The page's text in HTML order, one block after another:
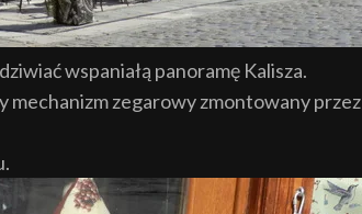
wspaniałą panoramę Kalisza.
mechanizm zegarowy zmontowany przez